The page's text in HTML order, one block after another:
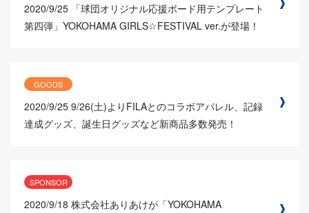
2020/9/25 「球団オリジナル応援ボード用テンプレート
第四弾」YOKOHAMA GIRLS☆FESTIVAL ver.が登場！
GOODS
2020/9/25 9/26(土)よりFILAとのコラボアパレル、記録
達成グッズ、誕生日グッズなど新商品多数発売！
SPONSOR
2020/9/18 株式会社ありあけが「YOKOHAMA